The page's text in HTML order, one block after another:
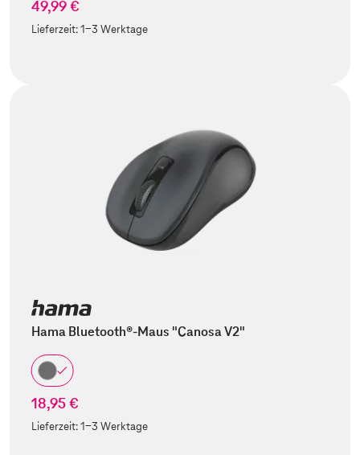
49,99 €
Lieferzeit:1-3 Werktage
Hama Bluetooth®-Maus "Canosa V2"
18,95 €
Lieferzeit:1-3 Werktage